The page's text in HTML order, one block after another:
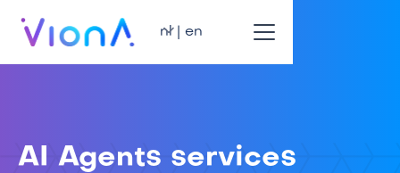
nl | en
AI Agents services